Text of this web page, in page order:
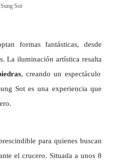
Sot
formas fantásticas, desde
La iluminación artística resalta
, creando un espectáculo
Sot es una experiencia que
para quienes buscan
el crucero. Situada a unos 8